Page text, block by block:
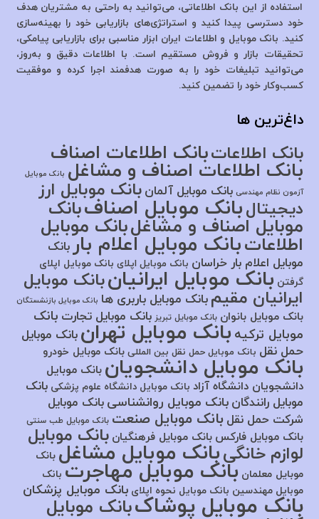
استفاده از این بانک اطلاعاتی، می‌توانید به راحتی به مشتریان هدف
خود دسترسی پیدا کنید و استراتژی‌های بازاریابی خود را بهینه‌سازی
کنید. بانک موبایل و اطلاعات ایران ابزار مناسبی برای بازاریابی پیامکی،
تحقیقات بازار و فروش مستقیم است. با اطلاعات دقیق و به‌روز،
می‌توانید تبلیغات خود را به صورت هدفمند اجرا کرده و موفقیت
کسب‌وکار خود را تضمین کنید.
داغ‌ترین ها
بانک اطلاعاتبانک اطلاعات اصناف
بانک اطلاعات اصناف و مشاغل بانک موبایل
آزمون نظام مهندسی بانک موبایل آلمان بانک موبایل ارز
دیجیتالبانک موبایل اصنافبانک
موبایل اصناف و مشاغلبانک موبایل
اطلاعاتبانک موبایل اعلام بار بانک
موبایل اعلام بار خراسان بانک موبایل اپلای بانک موبایل اپلای
گرفتن بانک موبایل ایرانیانبانک موبایل
ایرانیان مقیم بانک موبایل باربری ها بانک موبایل بازنشستگان
بانک موبایل بانوان بانک موبایل تبریز بانک موبایل تجارت بانک
موبایل ترکیه بانک موبایل تهران بانک موبایل
حمل نقل بانک موبایل حمل نقل بین المللی بانک موبایل خودرو
بانک موبایل دانشجویان بانک موبایل
دانشجویان دانشگاه آزاد بانک موبایل دانشگاه علوم پزشکی بانک
موبایل رانندگان بانک موبایل روانشناسی بانک موبایل
شرکت حمل نقل بانک موبایل صنعت بانک موبایل طب سنتی
بانک موبایل فارکس بانک موبایل فرهنگیان بانک موبایل
لوازم خانگیبانک موبایل مشاغلبانک
موبایل معلمان بانک موبایل مهاجرت بانک
موبایل مهندسین بانک موبایل نحوه اپلای بانک موبایل پزشکان
بانک موبایل پوشاکبانک موبایل